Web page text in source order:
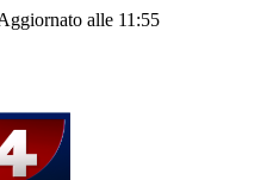
alle 11:55